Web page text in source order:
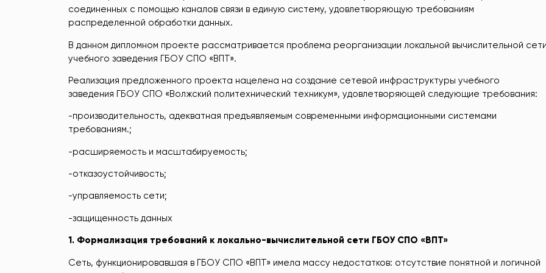
соединенных с помощью каналов связи в единую систему, удовлетворяющую требованиям
распределенной обработки данных.
В данном дипломном проекте рассматривается проблема реорганизации локальной вычислительной
учебного заведения ГБОУ СПО «ВПТ».
Реализация предложенного проекта нацелена на создание сетевой инфраструктуры учебного
заведения ГБОУ СПО «Волжский политехнический техникум», удовлетворяющей следующие требования:
-производительность, адекватная предъявляемым современными информационными системами
требованиям.;
-расширяемость и масштабируемость;
-отказоустойчивость;
-управляемость сети;
-защищенность данных
1. Формализация требований к локально-вычислительной сети ГБОУ СПО «ВПТ»
Сеть, функционировавшая в ГБОУ СПО «ВПТ» имела массу недостатков: отсутствие понятной и логичной